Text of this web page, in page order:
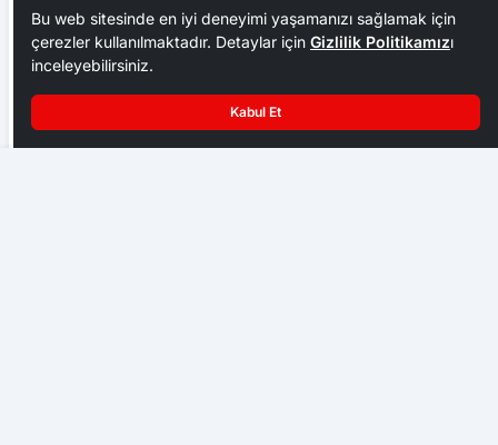
Bu web sitesinde en iyi deneyimi yaşamanızı sağlamak için
çerezler kullanılmaktadır. Detaylar için Gizlilik Politikamızı
inceleyebilirsiniz.
Kabul Et